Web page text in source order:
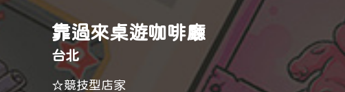
靠過來桌遊咖啡廳
台北
☆競技型店家